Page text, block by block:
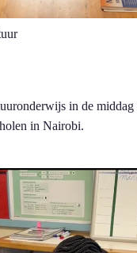
in de
in Nairobi.